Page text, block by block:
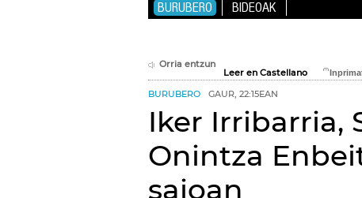
BURUBERO BIDEOAK
Orria entzun
Leer en Castellano
BURUBERO GAUR, 22:15EAN
Iker Irribarria,
Onintza
saioan